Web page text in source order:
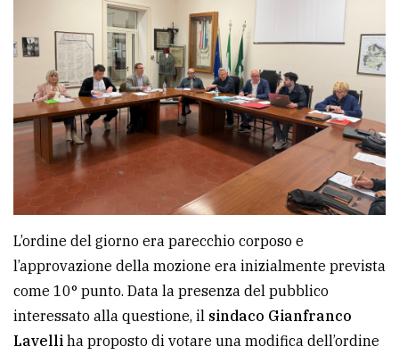
PRIVACY
Privacy
policy
Cookie
policy
L’ordine del giorno era parecchio corposo e
l’approvazione della mozione era inizialmente prevista
come 10° punto. Data la presenza del pubblico
interessato alla questione, il sindaco Gianfranco
Lavelli ha proposto di votare una modifica dell’ordine